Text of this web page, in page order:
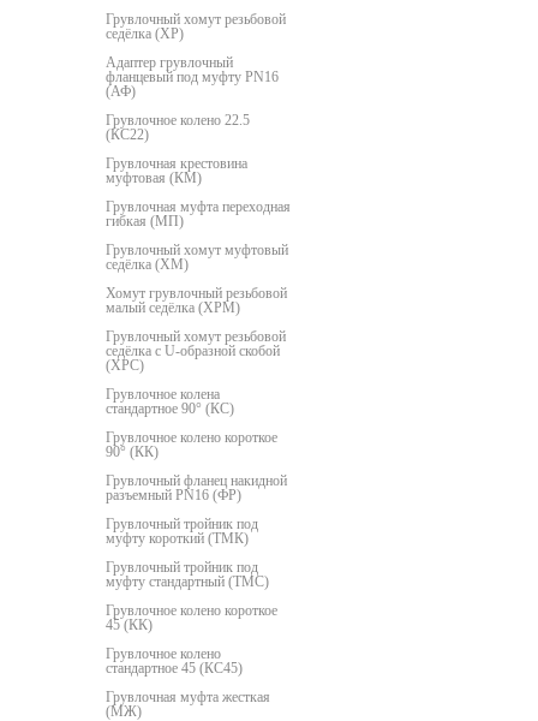
Грувлочный хомут резьбовой
седёлка (ХР)
Адаптер грувлочный
фланцевый под муфту PN16
(АФ)
Грувлочное колено 22.5
(КС22)
Грувлочная крестовина
муфтовая (КМ)
Грувлочная муфта переходная
гибкая (МП)
Грувлочный хомут муфтовый
седёлка (ХМ)
Хомут грувлочный резьбовой
малый седёлка (ХРМ)
Грувлочный хомут резьбовой
седёлка с U-образной скобой
(ХРС)
Грувлочное колена
стандартное 90° (КС)
Грувлочное колено короткое
90° (КК)
Грувлочный фланец накидной
разъемный PN16 (ФР)
Грувлочный тройник под
муфту короткий (ТМК)
Грувлочный тройник под
муфту стандартный (ТМС)
Грувлочное колено короткое
45 (КК)
Грувлочное колено
стандартное 45 (КС45)
Грувлочная муфта жесткая
(МЖ)